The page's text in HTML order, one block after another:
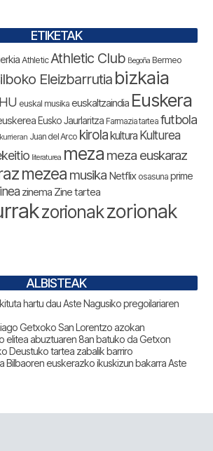
ETIKETAK
Athletic Athletic Club Begoña Bermeo
Eleizbarrutia bizkaia
euskal musika euskaltzaindia Euskera
Eusko Jaurlaritza Farmazia tartea futbola
Juan del Arco kirolakultura Kulturea
literaturea meza meza euskaraz
mezea musika Netflix osasuna prime
zinema Zine tartea
zorionakzorionak
ALBISTEAK
hartu dau Aste Nagusiko pregoilariaren
Getxoko San Lorentzo azokan
elitea abuztuaren 8an batuko da Getxon
Deustuko tartea zabalik barriro
Bilbaoren euskerazko ikuskizun bakarra Aste